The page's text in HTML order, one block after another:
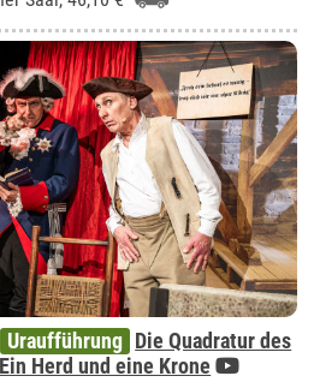
Uraufführung Die Quadratur des
Herd und eine Krone